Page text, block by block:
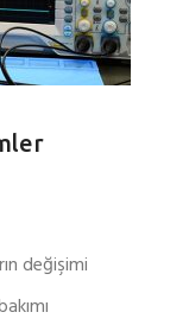
değişimi